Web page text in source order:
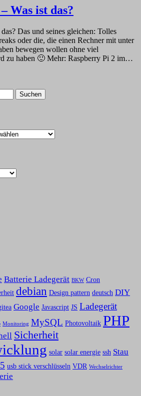
Was ist das?
Das und seines gleichen: Tolles
oder die, die einen Rechner mit unter
bewegen wollen ohne viel
zu haben 🙂 Mehr: Raspberry Pi 2 im…
Batterie Ladegerät BKW Cron
debian Design pattern deutsch DIY
Google Javascript JS Ladegerät
Monitoring MySQL Photovoltaik PHP
Sicherheit
solar solar energie ssh Stau
usb stick verschlüsseln VDR Wechselrichter